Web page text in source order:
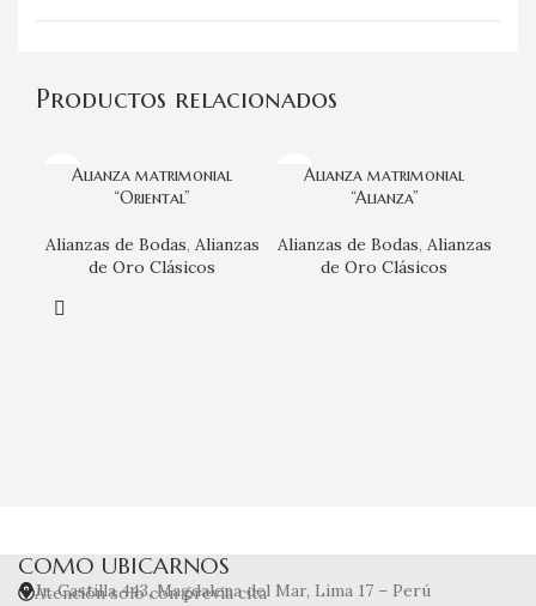
Productos relacionados
Alianza matrimonial
“Oriental”
Alianzas de Bodas, Alianzas
de Oro Clásicos
Alianza matrimonial
“Alianza”
Alianzas de Bodas, Alianzas
de Oro Clásicos
COMO UBICARNOS
Jr. Castilla 443, Magdalena del Mar, Lima 17 – Perú
Atención solo con previa cita